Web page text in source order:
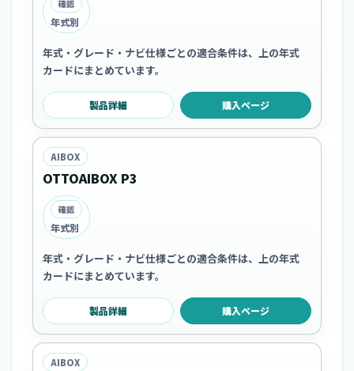
確認
年式別
年式・グレード・ナビ仕様ごとの適合条件は、上の年式
カードにまとめています。
製品詳細 購入ページ
AIBOX
OTTOAIBOX P3
確認
年式別
年式・グレード・ナビ仕様ごとの適合条件は、上の年式
カードにまとめています。
製品詳細 購入ページ
AIBOX